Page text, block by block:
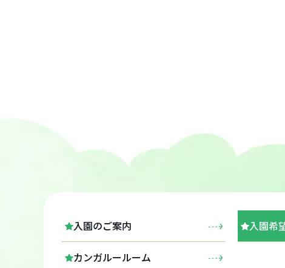
入園のご案内 入園希
カンガルールーム